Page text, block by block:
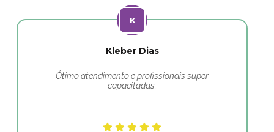
Kleber Dias
Ótimo atendimento e profissionais super
capacitadas.